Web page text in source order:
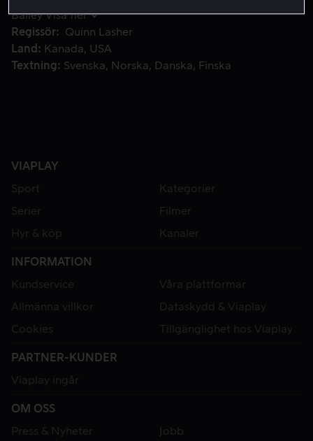
Bailey Visa fler
Regissör
Quinn Lasher
Land
Kanada
USA
Textning
Svenska Norska Danska Finska
VIAPLAY
Sport
Kategorier
Serier
Filmer
Hyr & köp
Kanaler
INFORMATION
Kundservice
Våra plattformar
Allmänna villkor
Dataskydd & Viaplay
Cookies
Tillgänglighet hos Viaplay
PARTNER-KUNDER
Viaplay ingår
OM OSS
Press & Nyheter
Jobb